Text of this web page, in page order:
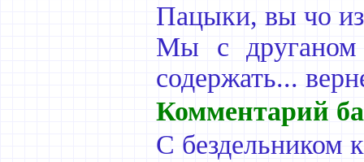
Пацыки, вы чо
Мы с друганом
содержать...
Комментарий
С бездельником